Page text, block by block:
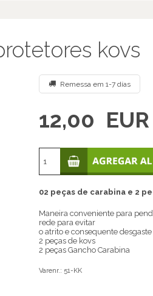
kovs
Remessa em 1-7 días
12,00 EUR
02 peças de carabina e 2
Maneira conveniente para
rede para evitar
o atrito e consequente desgaste
2 peças de kovs
2 peças Gancho Carabina
Varenr.: 51-KK